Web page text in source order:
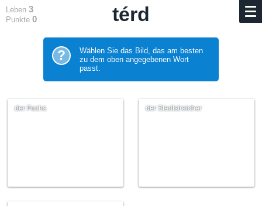
Leben 3
Punkte 0 térd
?
Wählen Sie das Bild, das am besten
zu dem oben angegebenen Wort
passt.
der Fuchs der Stadtstreicher